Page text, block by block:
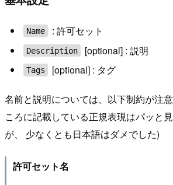
Name : 許可セット
Description [optional] : 説明
Tags [optional] : タグ
名前と説明については、以下制約が注
ころに記載している正規表現はパッと
が、 少なくとも日本語はダメでした)
許可セット名